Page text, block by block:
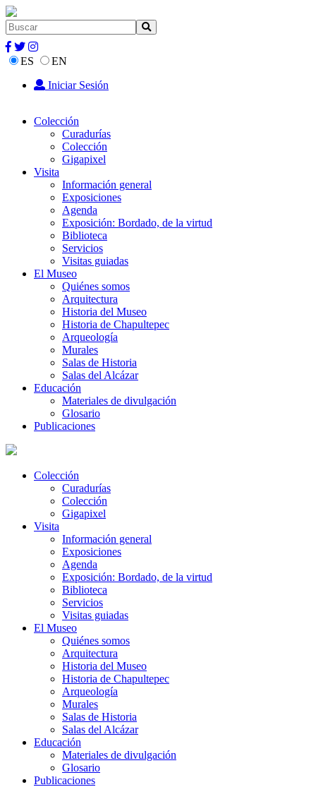
ES
EN
Iniciar Sesión
Colección
Curadurías
Colección
Gigapixel
Visita
Información general
Exposiciones
Agenda
Exposición: Bordado, de la virtud
Biblioteca
Servicios
Visitas guiadas
El Museo
Quiénes somos
Arquitectura
Historia del Museo
Historia de Chapultepec
Arqueología
Murales
Salas de Historia
Salas del Alcázar
Educación
Materiales de divulgación
Glosario
Publicaciones
Colección
Curadurías
Colección
Gigapixel
Visita
Información general
Exposiciones
Agenda
Exposición: Bordado, de la virtud
Biblioteca
Servicios
Visitas guiadas
El Museo
Quiénes somos
Arquitectura
Historia del Museo
Historia de Chapultepec
Arqueología
Murales
Salas de Historia
Salas del Alcázar
Educación
Materiales de divulgación
Glosario
Publicaciones